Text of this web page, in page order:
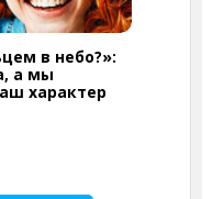
в небо?»:
а мы
характер